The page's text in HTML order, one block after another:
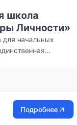
школа
Личности»
для начальных
технологии работы
которая
для полной
Подробнее